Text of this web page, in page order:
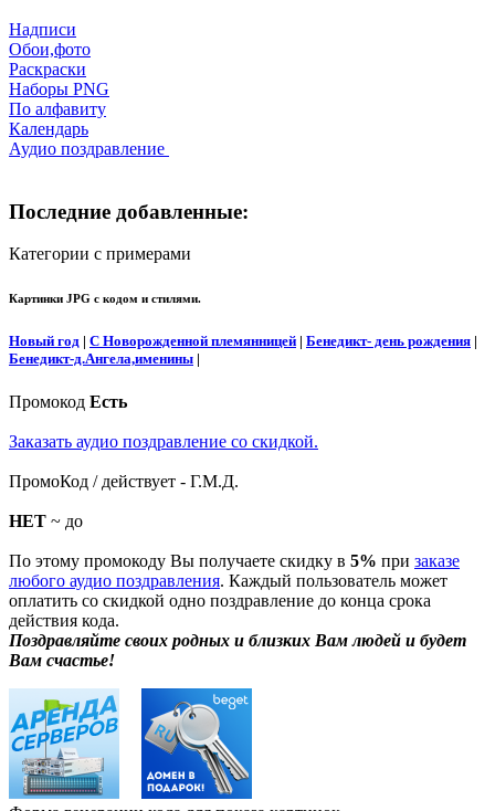
Надписи
Обои,фото
Раскраски
Наборы PNG
По алфавиту
Календарь
Аудио поздравление
Последние добавленные:
Категории с примерами
Картинки JPG с кодом и стилями.
Новый год | С Новорожденной племянницей | Бенедикт- день рождения |
Бенедикт-д.Ангела,именины |
Промокод Есть
Заказать аудио поздравление со скидкой.
ПромоКод / действует - Г.М.Д.
НЕТ ~ до
По этому промокоду Вы получаете скидку в 5% при заказе
любого аудио поздравления. Каждый пользователь может
оплатить со скидкой одно поздравление до конца срока
действия кода.
Поздравляйте своих родных и близких Вам людей и будет
Вам счастье!